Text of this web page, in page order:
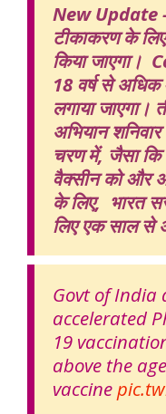
New Update
टीकाकरण के
किया जाएगा।
18 वर्ष से
लगाया
अभियान
चरण में, जैसा कि
वैक्सीन को और
के लिए, भारत
लिए एक साल से
Govt of India
accelerated
19
above the
vaccine